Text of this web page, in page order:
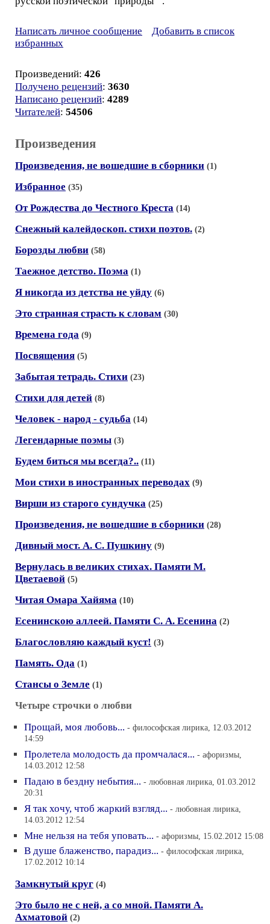
Написать личное сообщение
Добавить в список
избранных
Произведений: 426
Получено рецензий: 3630
Написано рецензий: 4289
Читателей: 54506
Произведения
Произведения, не вошедшие в сборники (1)
Избранное (35)
От Рождества до Честного Креста (14)
Снежный калейдоскоп. стихи поэтов. (2)
Борозды любви (58)
Таежное детство. Поэма (1)
Я никогда из детства не уйду (6)
Это странная страсть к словам (30)
Времена года (9)
Посвящения (5)
Забытая тетрадь. Стихи (23)
Стихи для детей (8)
Человек - народ - судьба (14)
Легендарные поэмы (3)
Будем биться мы всегда?.. (11)
Мои стихи в иностранных переводах (9)
Вирши из старого сундучка (25)
Произведения, не вошедшие в сборники (28)
Дивный мост. А. С. Пушкину (9)
Вернулась в великих стихах. Памяти М.
Цветаевой (5)
Читая Омара Хайяма (10)
Есенинскою аллеей. Памяти С. А. Есенина (2)
Благословляю каждый куст! (3)
Память. Ода (1)
Стансы о Земле (1)
Четыре строчки о любви
Прощай, моя любовь... - философская лирика, 12.03.2012
14:59
Пролетела молодость да промчалася... - афоризмы,
14.03.2012 12:58
Падаю в бездну небытия... - любовная лирика, 01.03.2012
20:31
Я так хочу, чтоб жаркий взгляд... - любовная лирика,
14.03.2012 12:54
Мне нельзя на тебя уповать... - афоризмы, 15.02.2012 15:08
В душе блаженство, парадиз... - философская лирика,
17.02.2012 10:14
Замкнутый круг (4)
Это было не с ней, а со мной. Памяти А.
Ахматовой (2)